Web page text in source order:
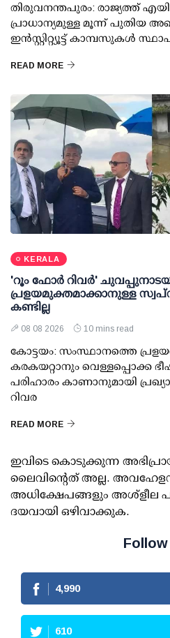
തിരുവനന്തപുരം: രാജ്യത്ത്
പ്രാധാന്യമുള്ള മൂന്ന് പുതിയ
ഇന്‍സ്റ്റിറ്റ്യൂട്ട് കാമ്പസുകള്‍
READ MORE
KERALA
'റൂം ഫോര്‍ റിവര്‍'
പ്രളയമുക്തമാക്കാനുള്ള സ്വപ്ന
കണ്ടില്ല
08 08 2026 10 mins read
കോട്ടയം: സംസ്ഥാനത്തെ
കരകയറ്റാനും വെള്ളപ്പൊക്ക
പരിഹാരം കാണാനുമായി
റിവര
READ MORE
ഇവിടെ കൊടുക്കുന്ന
ലൈവിന്റെത് അല്ല.
അധിക്ഷേപങ്ങളും അശ്‌ളീല
ദയവായി ഒഴിവാക്കുക.
Follow
4,990
610